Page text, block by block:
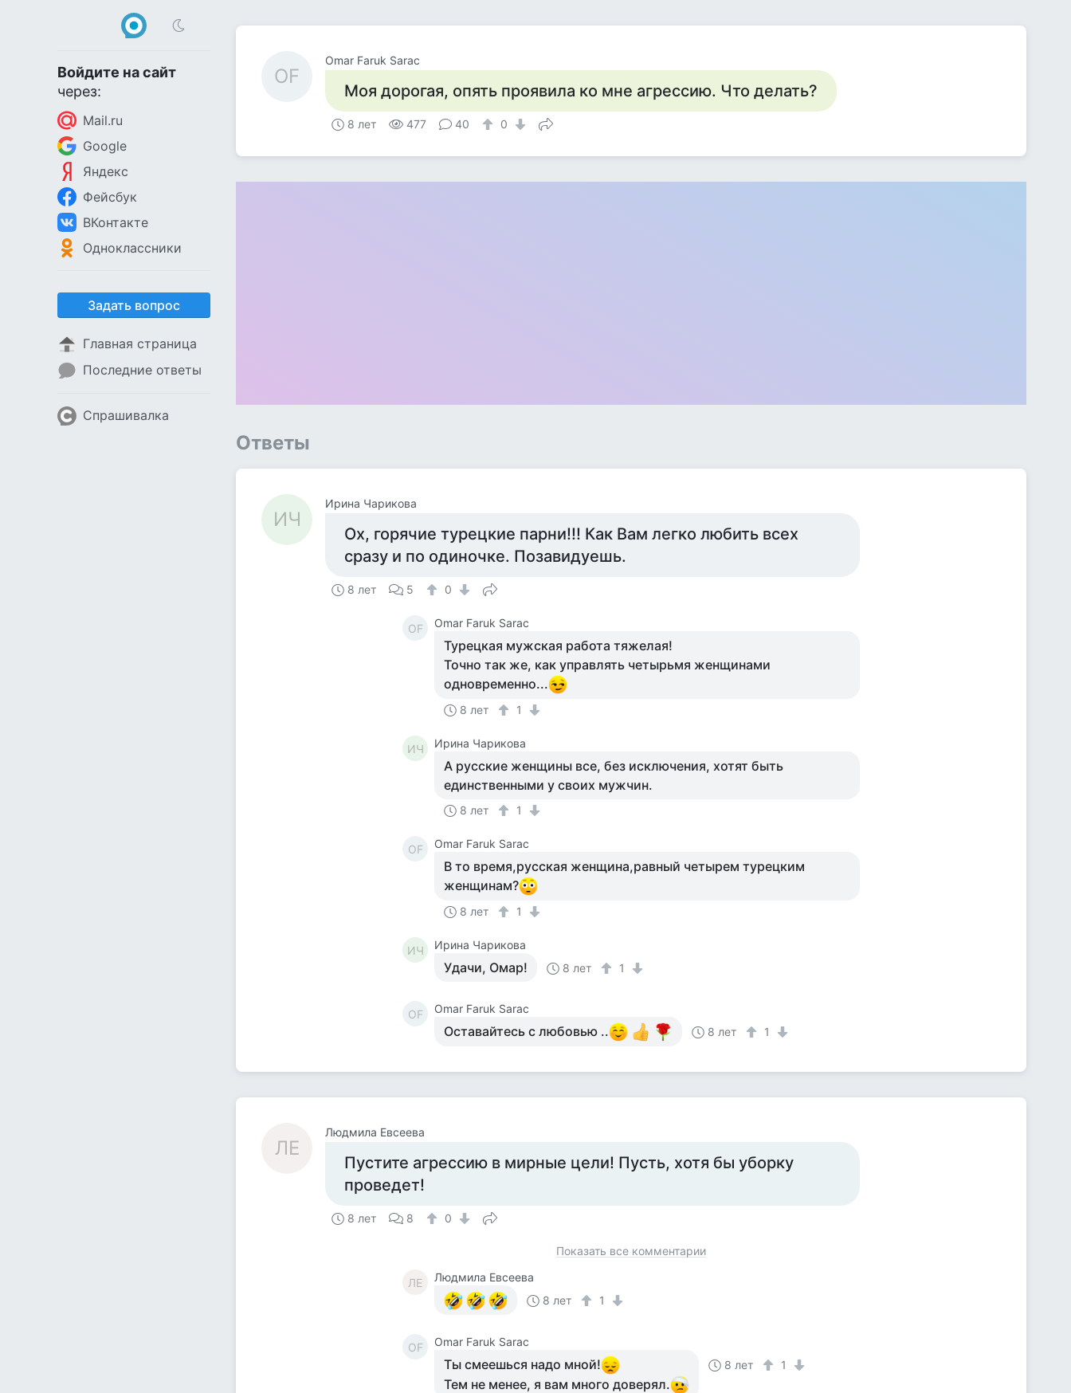
Войдите на сайт
через:
Mail.ru
Google
Яндекс
Фейсбук
ВКонтакте
Одноклассники
Задать вопрос
Главная страница
Последние ответы
Спрашивалка
OF
Omar Faruk Sarac
Моя дорогая, опять проявила ко мне агрессию. Что делать?
8 лет 477 40 0
Ответы
ИЧ
Ирина Чарикова
Ох, горячие турецкие парни!!! Как Вам легко любить всех
сразу и по одиночке. Позавидуешь.
8 лет 5 0
OF Omar Faruk Sarac
Турецкая мужская работа тяжелая!
Точно так же, как управлять четырьмя женщинами
одновременно...
8 лет 1
ИЧ Ирина Чарикова
А русские женщины все, без исключения, хотят быть
единственными у своих мужчин.
8 лет 1
OF Omar Faruk Sarac
В то время,русская женщина,равный четырем турецким
женщинам?
8 лет 1
ИЧ Ирина Чарикова
Удачи, Омар! 8 лет 1
OF Omar Faruk Sarac
Оставайтесь с любовью .. 8 лет 1
ЛЕ
Людмила Евсеева
Пустите агрессию в мирные цели! Пусть, хотя бы уборку
проведет!
8 лет 8 0
Показать все комментарии
ЛЕ
Людмила Евсеева
8 лет
1
OF Omar Faruk Sarac
Ты смеешься надо мной!
Тем не менее, я вам много доверял.
8 лет 1